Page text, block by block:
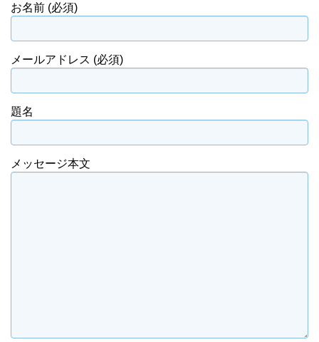
お名前 (必須)
メールアドレス (必須)
題名
メッセージ本文